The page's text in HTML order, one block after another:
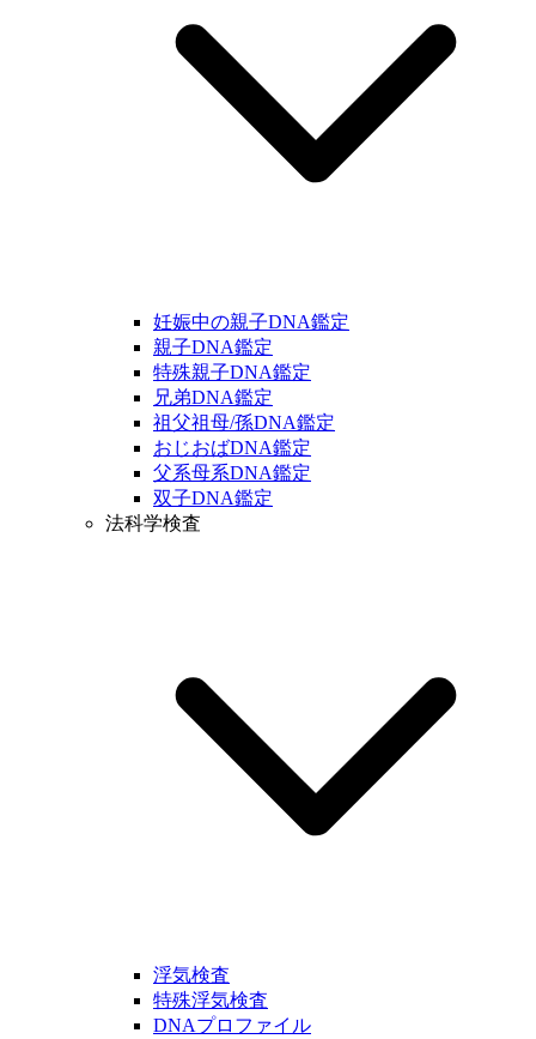
妊娠中の親子DNA鑑定
親子DNA鑑定
特殊親子DNA鑑定
兄弟DNA鑑定
祖父祖母/孫DNA鑑定
おじおばDNA鑑定
父系母系DNA鑑定
双子DNA鑑定
法科学検査
浮気検査
特殊浮気検査
DNAプロファイル